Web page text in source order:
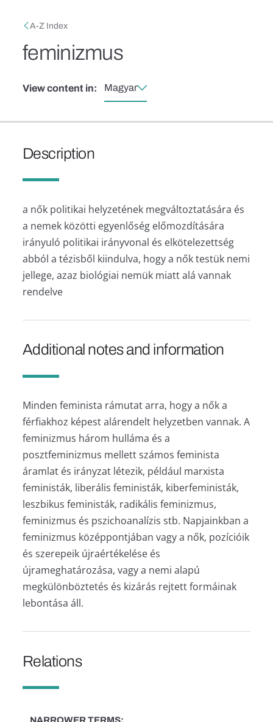
Breadcrumb
A-Z Index
feminizmus
View content in: Magyar
Description
a nők politikai helyzetének megváltoztatására és
a nemek közötti egyenlőség előmozdítására
irányuló politikai irányvonal és elkötelezettség
abból a tézisből kiindulva, hogy a nők testük nemi
jellege, azaz biológiai nemük miatt alá vannak
rendelve
Additional notes and information
Minden feminista rámutat arra, hogy a nők a
férfiakhoz képest alárendelt helyzetben vannak. A
feminizmus három hulláma és a
posztfeminizmus mellett számos feminista
áramlat és irányzat létezik, például marxista
feministák, liberális feministák, kiberfeministák,
leszbikus feministák, radikális feminizmus,
feminizmus és pszichoanalízis stb. Napjainkban a
feminizmus középpontjában vagy a nők, pozícióik
és szerepeik újraértékelése és
újrameghatározása, vagy a nemi alapú
megkülönböztetés és kizárás rejtett formáinak
lebontása áll.
Relations